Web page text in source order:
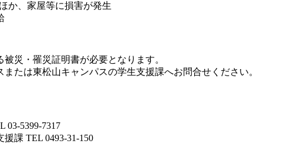
か、家屋等に損害が発生
災・罹災証明書が必要となります。
たは東松山キャンパスの学生支援課へお問合せください。
03-5399-7317
課 TEL 0493-31-150